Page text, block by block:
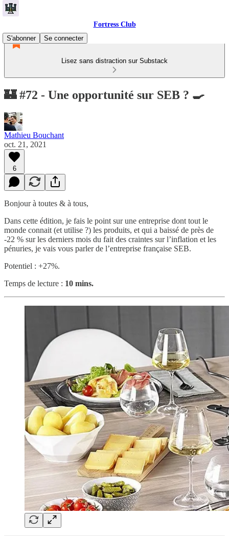
Fortress Club
S'abonner
Se connecter
Lisez sans distraction sur Substack
🏰 #72 - Une opportunité sur SEB ? 🍳
Mathieu Bouchant
oct. 21, 2021
6
Bonjour à toutes & à tous,
Dans cette édition, je fais le point sur une entreprise dont tout le
monde connait (et utilise ?) les produits, et qui a baissé de près de
-22 % sur les derniers mois du fait des craintes sur l’inflation et les
pénuries, je vais vous parler de l’entreprise française SEB.
Potentiel : +27%.
Temps de lecture : 10 mins.